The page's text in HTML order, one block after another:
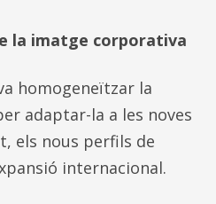
la imatge corporativa
homogeneïtzar la
adaptar-la a les noves
els nous perfils de
internacional.